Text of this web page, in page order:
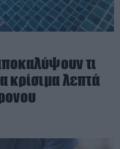
τι
κρίσιμα λεπτά